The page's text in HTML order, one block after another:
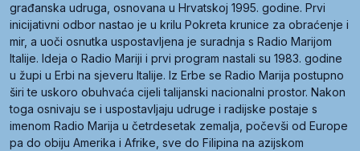
građanska udruga, osnovana u Hrvatskoj 1995. godine. Prvi
inicijativni odbor nastao je u krilu Pokreta krunice za obraćenje i
mir, a uoči osnutka uspostavljena je suradnja s Radio Marijom
Italije. Ideja o Radio Mariji i prvi program nastali su 1983. godine
u župi u Erbi na sjeveru Italije. Iz Erbe se Radio Marija postupno
širi te uskoro obuhvaća cijeli talijanski nacionalni prostor. Nakon
toga osnivaju se i uspostavljaju udruge i radijske postaje s
imenom Radio Marija u četrdesetak zemalja, počevši od Europe
pa do obiju Amerika i Afrike, sve do Filipina na azijskom